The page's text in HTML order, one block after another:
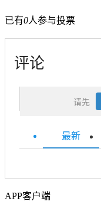
已有0人参与投票
评论
请先
最新
APP客户端